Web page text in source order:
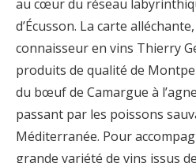
au cœur du réseau
d’Écusson. La carte
connaisseur en vins Thierry
produits de qualité de
du bœuf de Camargue à
passant par les poissons
Méditerranée. Pour
grande variété de vins issus